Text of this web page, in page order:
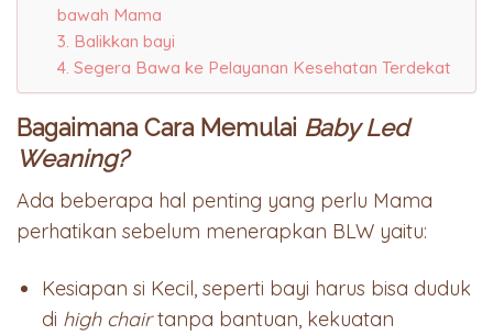
bawah Mama
3. Balikkan bayi
4. Segera Bawa ke Pelayanan Kesehatan Terdekat
Bagaimana Cara Memulai Baby Led
Weaning?
Ada beberapa hal penting yang perlu Mama
perhatikan sebelum menerapkan BLW yaitu:
Kesiapan si Kecil, seperti bayi harus bisa duduk
di high chairtanpa bantuan, kekuatan